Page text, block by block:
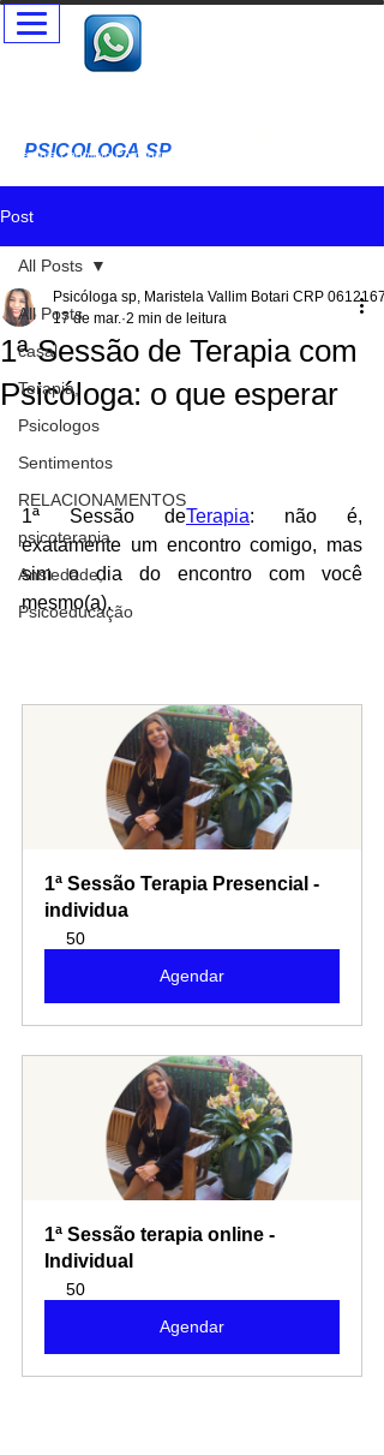
PSICOLOGA SP
erapia Cognitivo Comportamental Acolhimento Humanizado
Post
All Posts
casal
Terapia,
Psicologos
Sentimentos
RELACIONAMENTOS
psicoterapia
Ansiedade,
Psicoeducação
All Posts
1ª Sessão de Terapia com
Psicóloga: o que esperar
Psicóloga sp, Maristela Vallim Botari CRP
17 de mar. 2 min de leitura
1ª Sessão deTerapia: não é,
exatamente um encontro comigo, mas
sim o dia do encontro com você
mesmo(a).
1ª Sessão Terapia Presencial -
individua
50
Agendar
1ª Sessão terapia online -
Individual
50
Agendar